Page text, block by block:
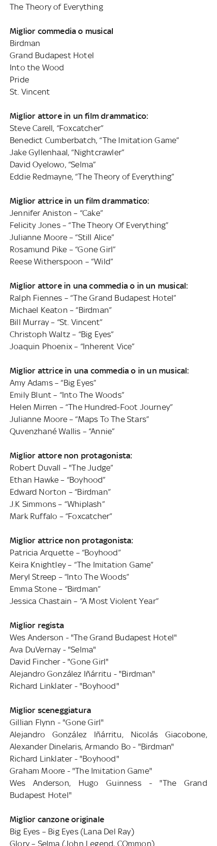
The Theory of Everything
Miglior commedia o musical
Birdman
Grand Budapest Hotel
Into the Wood
Pride
St. Vincent
Miglior attore in un film drammatico:
Steve Carell, “Foxcatcher”
Benedict Cumberbatch, “The Imitation Game”
Jake Gyllenhaal, “Nightcrawler”
David Oyelowo, “Selma”
Eddie Redmayne, “The Theory of Everything”
Miglior attrice in un film drammatico:
Jennifer Aniston – “Cake”
Felicity Jones – “The Theory Of Everything”
Julianne Moore – “Still Alice”
Rosamund Pike – “Gone Girl”
Reese Witherspoon – “Wild”
Miglior attore in una commedia o in un musical:
Ralph Fiennes – “The Grand Budapest Hotel”
Michael Keaton – “Birdman”
Bill Murray – “St. Vincent”
Christoph Waltz – “Big Eyes”
Joaquin Phoenix – “Inherent Vice”
Miglior attrice in una commedia o in un musical:
Amy Adams – “Big Eyes”
Emily Blunt – “Into The Woods”
Helen Mirren – “The Hundred-Foot Journey”
Julianne Moore – “Maps To The Stars”
Quvenzhané Wallis – “Annie”
Miglior attore non protagonista:
Robert Duvall – "The Judge”
Ethan Hawke – “Boyhood”
Edward Norton – “Birdman”
J.K Simmons – “Whiplash”
Mark Ruffalo – “Foxcatcher”
Miglior attrice non protagonista:
Patricia Arquette – “Boyhood”
Keira Knightley – “The Imitation Game”
Meryl Streep – “Into The Woods”
Emma Stone – “Birdman”
Jessica Chastain – “A Most Violent Year”
Miglior regista
Wes Anderson - "The Grand Budapest Hotel"
Ava DuVernay - "Selma"
David Fincher - "Gone Girl"
Alejandro González Iñárritu - "Birdman"
Richard Linklater - "Boyhood"
Miglior sceneggiatura
Gillian Flynn - "Gone Girl"
Alejandro González Iñárritu, Nicolás Giacobone,
Alexander Dinelaris, Armando Bo - "Birdman"
Richard Linklater - "Boyhood"
Graham Moore - "The Imitation Game"
Wes Anderson, Hugo Guinness - "The Grand
Budapest Hotel"
Miglior canzone originale
Big Eyes – Big Eyes (Lana Del Ray)
Glory – Selma (John Legend, COmmon)